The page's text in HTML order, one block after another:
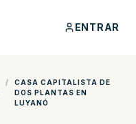
ENTRAR
/
CASA CAPITALISTA DE
DOS PLANTAS EN
LUYANÓ